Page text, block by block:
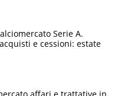
Serie A.
e cessioni: estate